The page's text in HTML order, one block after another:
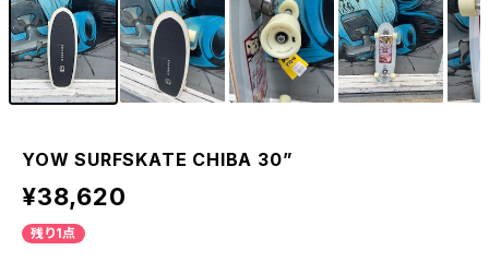
YOW SURFSKATE CHIBA 30”
¥38,620
残り1点